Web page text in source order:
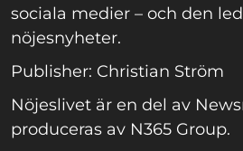
sociala medier – och den
nöjesnyheter.
Publisher: Christian Ström
Nöjeslivet är en del av
produceras av N365 Group.